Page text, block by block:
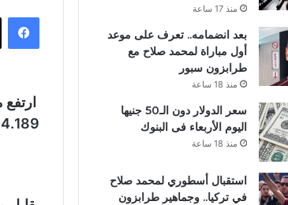
فيسبوك
104.189 نقطة للشراء، ومستوى
منذ 17 ساعة
بعد انضمامه.. تعرف على موعد
أول مباراة لمحمد صلاح مع
طرابزون سبور
منذ 18 ساعة
سعر الدولار دون الـ50 جنيها
اليوم الأربعاء فى البنوك
منذ 18 ساعة
استقبال أسطوري لمحمد صلاح
في تركيا.. وجماهير طرابزون